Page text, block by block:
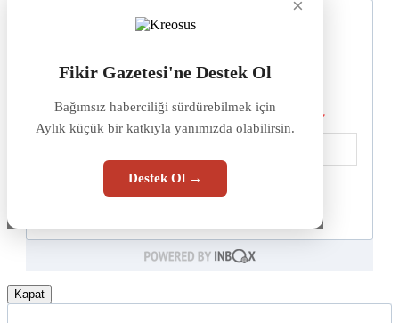
×
Fikir Gazetesi'ne Destek Ol
Bağımsız haberciliği sürdürebilmek için
Aylık küçük bir katkıyla yanımızda olabilirsin.
Destek Ol →
Kapat